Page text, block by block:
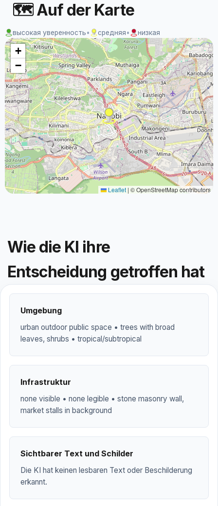
🗺 Auf der Karte
высокая уверенность• средняя• низкая
+
−
Leaflet | © OpenStreetMap contributors
Wie die KI ihre
Entscheidung getroffen hat
Umgebung
urban outdoor public space • trees with broad
leaves, shrubs • tropical/subtropical
Infrastruktur
none visible • none legible • stone masonry wall,
market stalls in background
Sichtbarer Text und Schilder
Die KI hat keinen lesbaren Text oder Beschilderung
erkannt.